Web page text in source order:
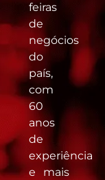
feiras
de
negócios
do
país,
com
60
anos
de
experiência
e mais